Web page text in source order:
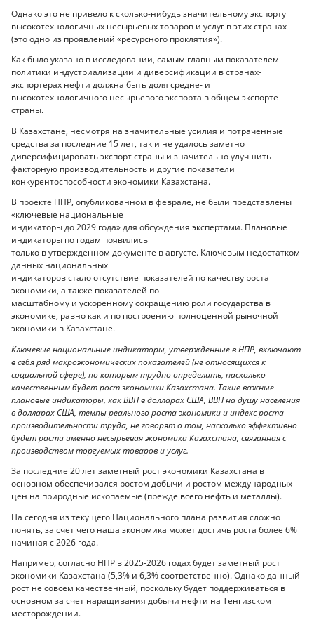
Однако это не привело к сколько-нибудь значительному экспорту
высокотехнологичных несырьевых товаров и услуг в этих странах
(это одно из проявлений «ресурсного проклятия»).
Как было указано в исследовании, самым главным показателем
политики индустриализации и диверсификации в странах-
экспортерах нефти должна быть доля средне- и
высокотехнологичного несырьевого экспорта в общем экспорте
страны.
В Казахстане, несмотря на значительные усилия и потраченные
средства за последние 15 лет, так и не удалось заметно
диверсифицировать экспорт страны и значительно улучшить
факторную производительность и другие показатели
конкурентоспособности экономики Казахстана.
В проекте НПР, опубликованном в феврале, не были представлены
«ключевые национальные
индикаторы до 2029 года» для обсуждения экспертами. Плановые
индикаторы по годам появились
только в утвержденном документе в августе. Ключевым недостатком
данных национальных
индикаторов стало отсутствие показателей по качеству роста
экономики, а также показателей по
масштабному и ускоренному сокращению роли государства в
экономике, равно как и по построению полноценной рыночной
экономики в Казахстане.
Ключевые национальные индикаторы, утвержденные в НПР, включают
в себя ряд макроэкономических показателей (не относящихся к
социальной сфере), по которым трудно определить, насколько
качественным будет рост экономики Казахстана. Такие важные
плановые индикаторы, как ВВП в долларах США, ВВП на душу населения
в долларах США, темпы реального роста экономики и индекс роста
производительности труда, не говорят о том, насколько эффективно
будет расти именно несырьевая экономика Казахстана, связанная с
производством торгуемых товаров и услуг.
За последние 20 лет заметный рост экономики Казахстана в
основном обеспечивался ростом добычи и ростом международных
цен на природные ископаемые (прежде всего нефть и металлы).
На сегодня из текущего Национального плана развития сложно
понять, за счет чего наша экономика может достичь роста более 6%
начиная с 2026 года.
Например, согласно НПР в 2025-2026 годах будет заметный рост
экономики Казахстана (5,3% и 6,3% соответственно). Однако данный
рост не совсем качественный, поскольку будет поддерживаться в
основном за счет наращивания добычи нефти на Тенгизском
месторождении.